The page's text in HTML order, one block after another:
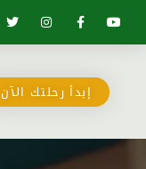
إبدأ رحلتك الآن